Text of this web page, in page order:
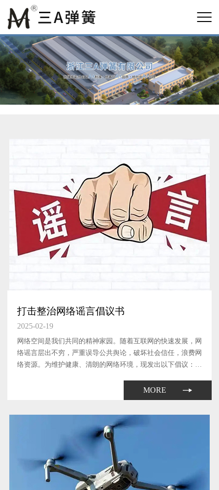
打击整治网络谣言倡议书
2025-02-19
网络空间是我们共同的精神家园。随着互联网的快速发展，网
络谣言层出不穷，严重误导公共舆论，破坏社会信任，浪费网
络资源。为维护健康、清朗的网络环境，现发出以下倡议：
要多方查证，不随意转发未经证实的信息；提高自身的媒介素
MORE